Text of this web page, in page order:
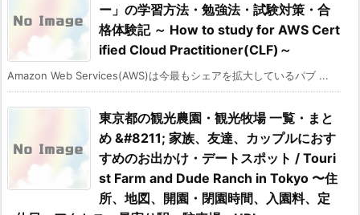
ー」の学習方法・勉強法・試験対策・合
格体験記 ～ How to study for AWS Cert
ified Cloud Practitioner(CLF)～
Amazon Web Services(AWS)は今最もシェアを拡大しているパブ ...
東京都の観光農園・観光牧場 一覧・まと
め &#8211; 家族、友達、カップルにおす
すめのお出かけ・デートスポット / Touri
st Farm and Dude Ranch in Tokyo 〜住
所、地図、開園・閉園時間、入園料、定